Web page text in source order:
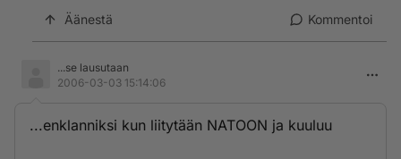
Komennetaan RUK:lle (Komennetaan
reserviupseerikurssille)
tai Komennetaan RUK:uun (Komennetaan
Äänestä Kommentoi
...se lausutaan
2006-03-03 15:14:06
...enklanniksi kun liitytään NATOON ja kuuluu